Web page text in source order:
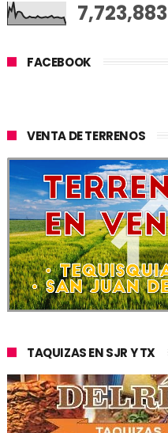
7,723,883
FACEBOOK
VENTA DE TERRENOS
TAQUIZAS EN SJR Y TX